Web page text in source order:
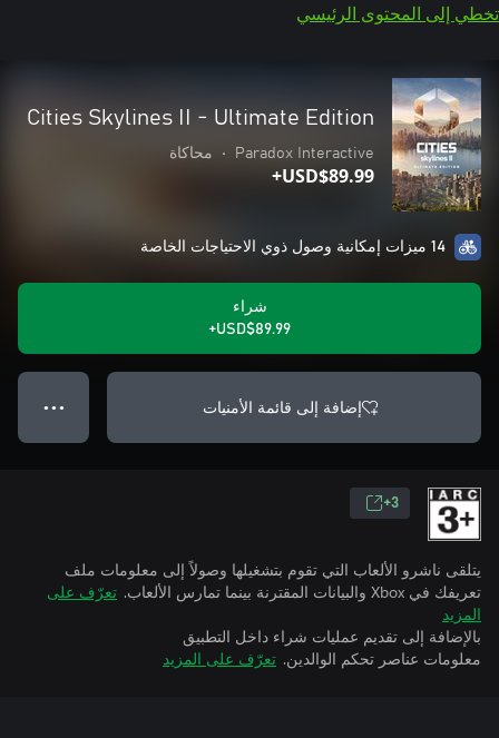
تخطي إلى المحتوى الرئيسي
Cities Skylines II - Ultimate Edition
Paradox Interactive
• محاكاة
USD$89.99+
14 ميزات إمكانية وصول ذوي الاحتياجات الخاصة
شراء
USD$89.99+
إضافة إلى قائمة الأمنيات ● ● ●
3+
يتلقى ناشرو الألعاب التي تقوم بتشغيلها وصولاً إلى معلومات ملف
تعريفك في Xbox والبيانات المقترنة بينما تمارس الألعاب.
تعرّف على
المزيد
بالإضافة إلى تقديم عمليات شراء داخل التطبيق
معلومات عناصر تحكم الوالدين. تعرّف على المزيد